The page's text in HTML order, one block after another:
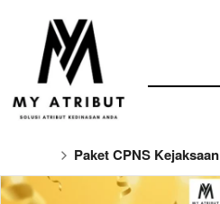
Paket CPNS Kejaksaan